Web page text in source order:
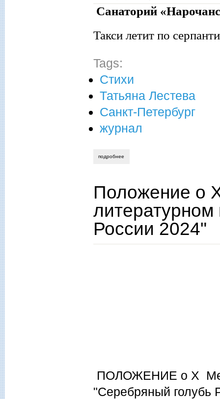
Санаторий
Такси летит по
Tags:
Стихи
Татьяна Лестева
Санкт-Петербург
журнал
подробнее
Положение о
литературном
России 2024"
ПОЛОЖЕНИЕ о X
"Серебряный голубь